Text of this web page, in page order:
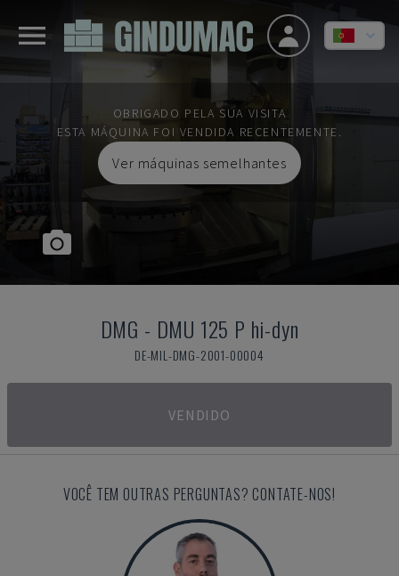
OBRIGADO PELA SUA VISITA
ESTA MÁQUINA FOI VENDIDA RECENTEMENTE.
Ver máquinas semelhantes
DMG - DMU 125 P hi-dyn
DE-MIL-DMG-2001-00004
VENDIDO
VOCÊ TEM OUTRAS PERGUNTAS? CONTATE-NOS!